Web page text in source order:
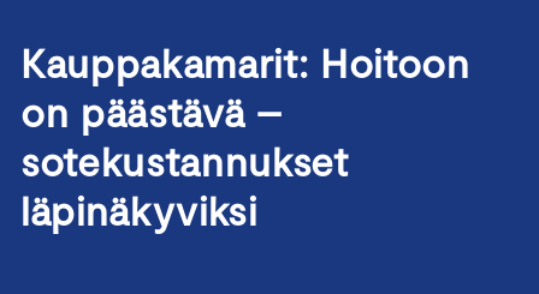
Kauppakamarit: Hoitoon
on päästävä –
sotekustannukset
läpinäkyviksi